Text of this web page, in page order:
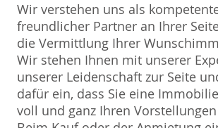
Wir verstehen uns als
freundlicher Partner an Ihrer
die Vermittlung Ihrer
Wir stehen Ihnen mit unserer
unserer Leidenschaft zur Seite
dafür ein, dass Sie eine
voll und ganz Ihren